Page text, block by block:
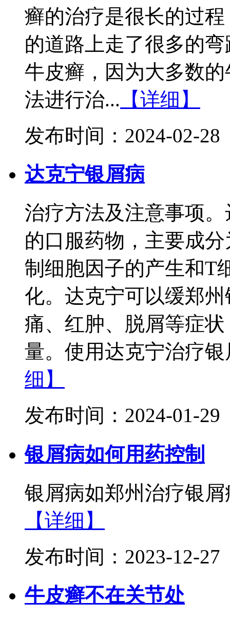
癣的治疗是很长的过
的道路上走了很多的
牛皮癣，因为大多数
法进行治... 【详细】
发布时间：2024-02-28
达克宁银屑病
治疗方法及注意事项
的口服药物，主要成
制细胞因子的产生和T
化。达克宁可以缓郑
痛、红肿、脱屑等症
量。使用达克宁治疗
细】
发布时间：2024-01-29
银屑病如何用药控制
银屑病如郑州治疗银
【详细】
发布时间：2023-12-27
牛皮癣不在关节处